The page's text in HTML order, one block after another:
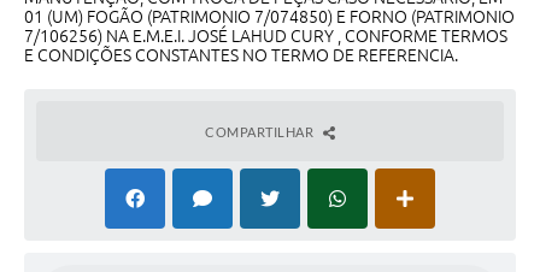
Diário Oficial
Contato
01 (UM) FOGÃO (PATRIMONIO 7/074850) E FORNO (PATRIMONIO
7/106256) NA E.M.E.I. JOSÉ LAHUD CURY , CONFORME TERMOS
E CONDIÇÕES CONSTANTES NO TERMO DE REFERENCIA.
COMPARTILHAR